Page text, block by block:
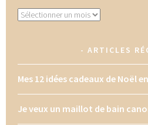
Archives
ARTICLES
Mes 12 idées cadeaux de Noël
Je veux un maillot de bain